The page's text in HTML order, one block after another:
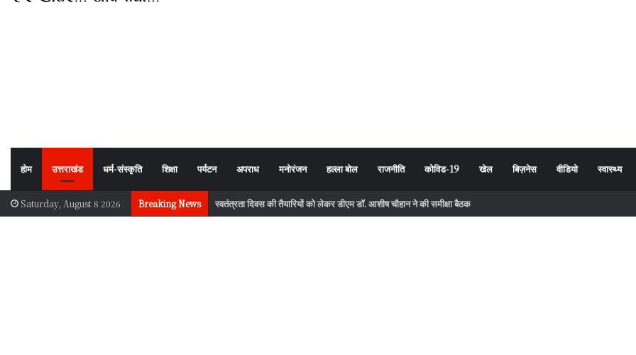
होम उत्तराखंड धर्म-संस्कृति शिक्षा पर्यटन अपराध मनोरंजन हल्ला बोल राजनीति कोविड-19 खेल बिज़नेस वीडियो स्वास्थ्य
Saturday, August 8 2026 Breaking News स्वतंत्रता दिवस की तैयारियों को लेकर डीएम डॉ. आशीष चौहान ने की समीक्षा बैठक